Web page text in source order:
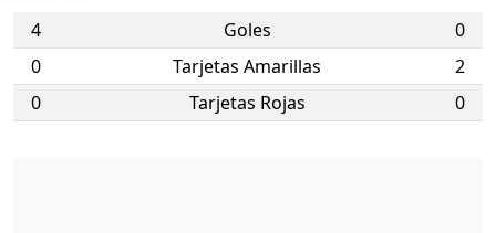
4 Goles
0
0
Tarjetas Amarillas
2
0
Tarjetas Rojas 0